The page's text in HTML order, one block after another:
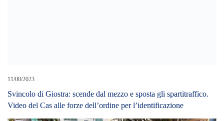
11/08/2023
Svincolo di Giostra: scende dal mezzo e sposta gli spartitraffico.
Video del Cas alle forze dell’ordine per l’identificazione